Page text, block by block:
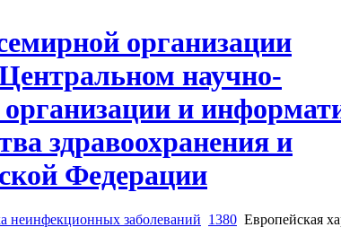
неинфекционных заболеваний 1380 Европейская